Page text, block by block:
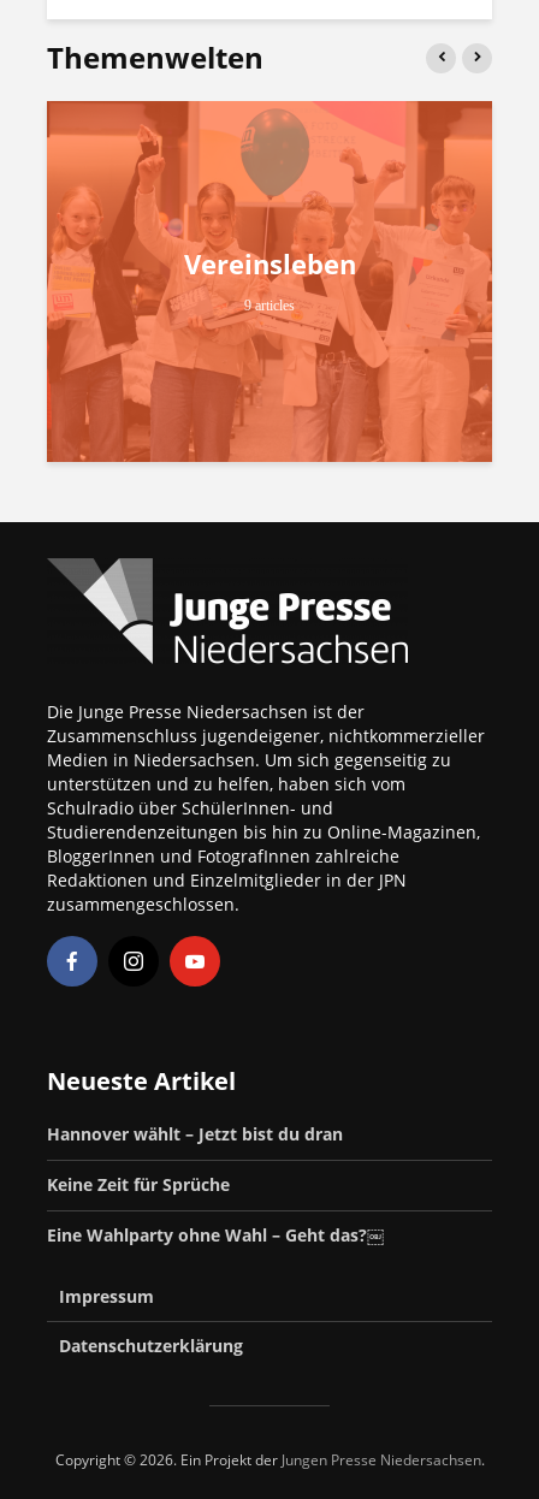
Themenwelten
Vereinsleben
9 articles
Die Junge Presse Niedersachsen ist der
Zusammenschluss jugendeigener, nichtkommerzieller
Medien in Niedersachsen. Um sich gegenseitig zu
unterstützen und zu helfen, haben sich vom
Schulradio über SchülerInnen- und
Studierendenzeitungen bis hin zu Online-Magazinen,
BloggerInnen und FotografInnen zahlreiche
Redaktionen und Einzelmitglieder in der JPN
zusammengeschlossen.
Neueste Artikel
Hannover wählt – Jetzt bist du dran
Keine Zeit für Sprüche
Eine Wahlparty ohne Wahl – Geht das?￼
Impressum
Datenschutzerklärung
Copyright © 2026. Ein Projekt der Jungen Presse Niedersachsen.